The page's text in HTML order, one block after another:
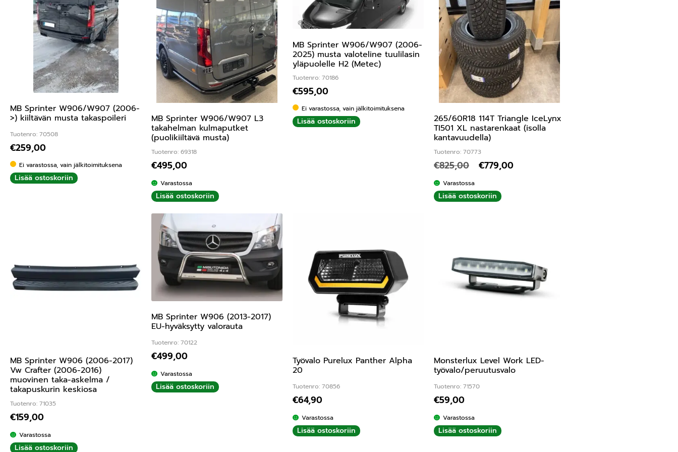
MB Sprinter W906/W907 (2006-
>) kiiltävän musta takaspoileri
Tuotenro: 70508
€259,00
Ei varastossa, vain jälkitoimituksena
Lisää ostoskoriin
MB Sprinter W906/W907 L3
takahelman kulmaputket
(puolikiiltävä musta)
Tuotenro: 69318
€495,00
Varastossa
Lisää ostoskoriin
MB Sprinter W906/W907 (2006-
2025) musta valoteline tuulilasin
yläpuolelle H2 (Metec)
Tuotenro: 70186
€595,00
Ei varastossa, vain jälkitoimituksena
Lisää ostoskoriin 265/60R18 114T Triangle IceLynx
TI501 XL nastarenkaat (isolla
kantavuudella)
Tuotenro: 70773
€825,00 €779,00
Varastossa
Lisää ostoskoriin
MB Sprinter W906 (2006-2017)
Vw Crafter (2006-2016)
muovinen taka-askelma /
takapuskurin keskiosa
Tuotenro: 71035
€159,00
Varastossa
Lisää ostoskoriin
MB Sprinter W906 (2013-2017)
EU-hyväksytty valorauta
Tuotenro: 70122
€499,00
Varastossa
Lisää ostoskoriin
Työvalo Purelux Panther Alpha
20
Tuotenro: 70856
€64,90
Varastossa
Lisää ostoskoriin
Monsterlux Level Work LED-
työvalo/peruutusvalo
Tuotenro: 71570
€59,00
Varastossa
Lisää ostoskoriin